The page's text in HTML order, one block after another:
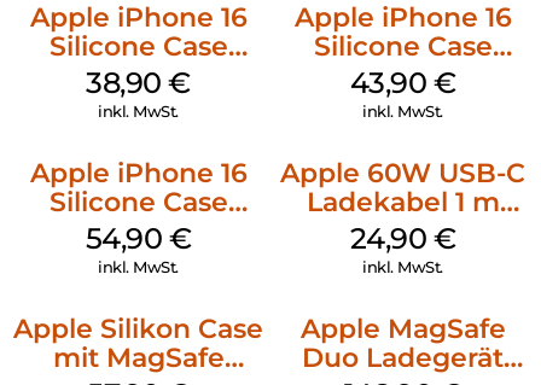
Apple iPhone 16
Silicone Case
MagSafe
Ultramarine
38,90€
inkl. MwSt.
Apple iPhone 16
Silicone Case
MagSafe Plum
43,90 €
inkl. MwSt.
Apple iPhone 16
Silicone Case
MagSafe Lake
Green
54,90 €
inkl. MwSt.
Apple 60W USB-C
Ladekabel 1 m
Weiß
24,90 €
inkl. MwSt.
Apple Silikon Case
mit MagSafe
Apple MagSafe
Duo Ladegerät